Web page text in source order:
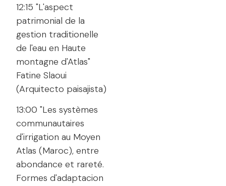
12:15 "L'aspect
patrimonial de la
gestion traditionelle
de l'eau en Haute
montagne d'Atlas"
Fatine Slaoui
(Arquitecto paisajista)
13:00 "Les systèmes
communautaires
d'irrigation au Moyen
Atlas (Maroc), entre
abondance et rareté.
Formes d'adaptacion